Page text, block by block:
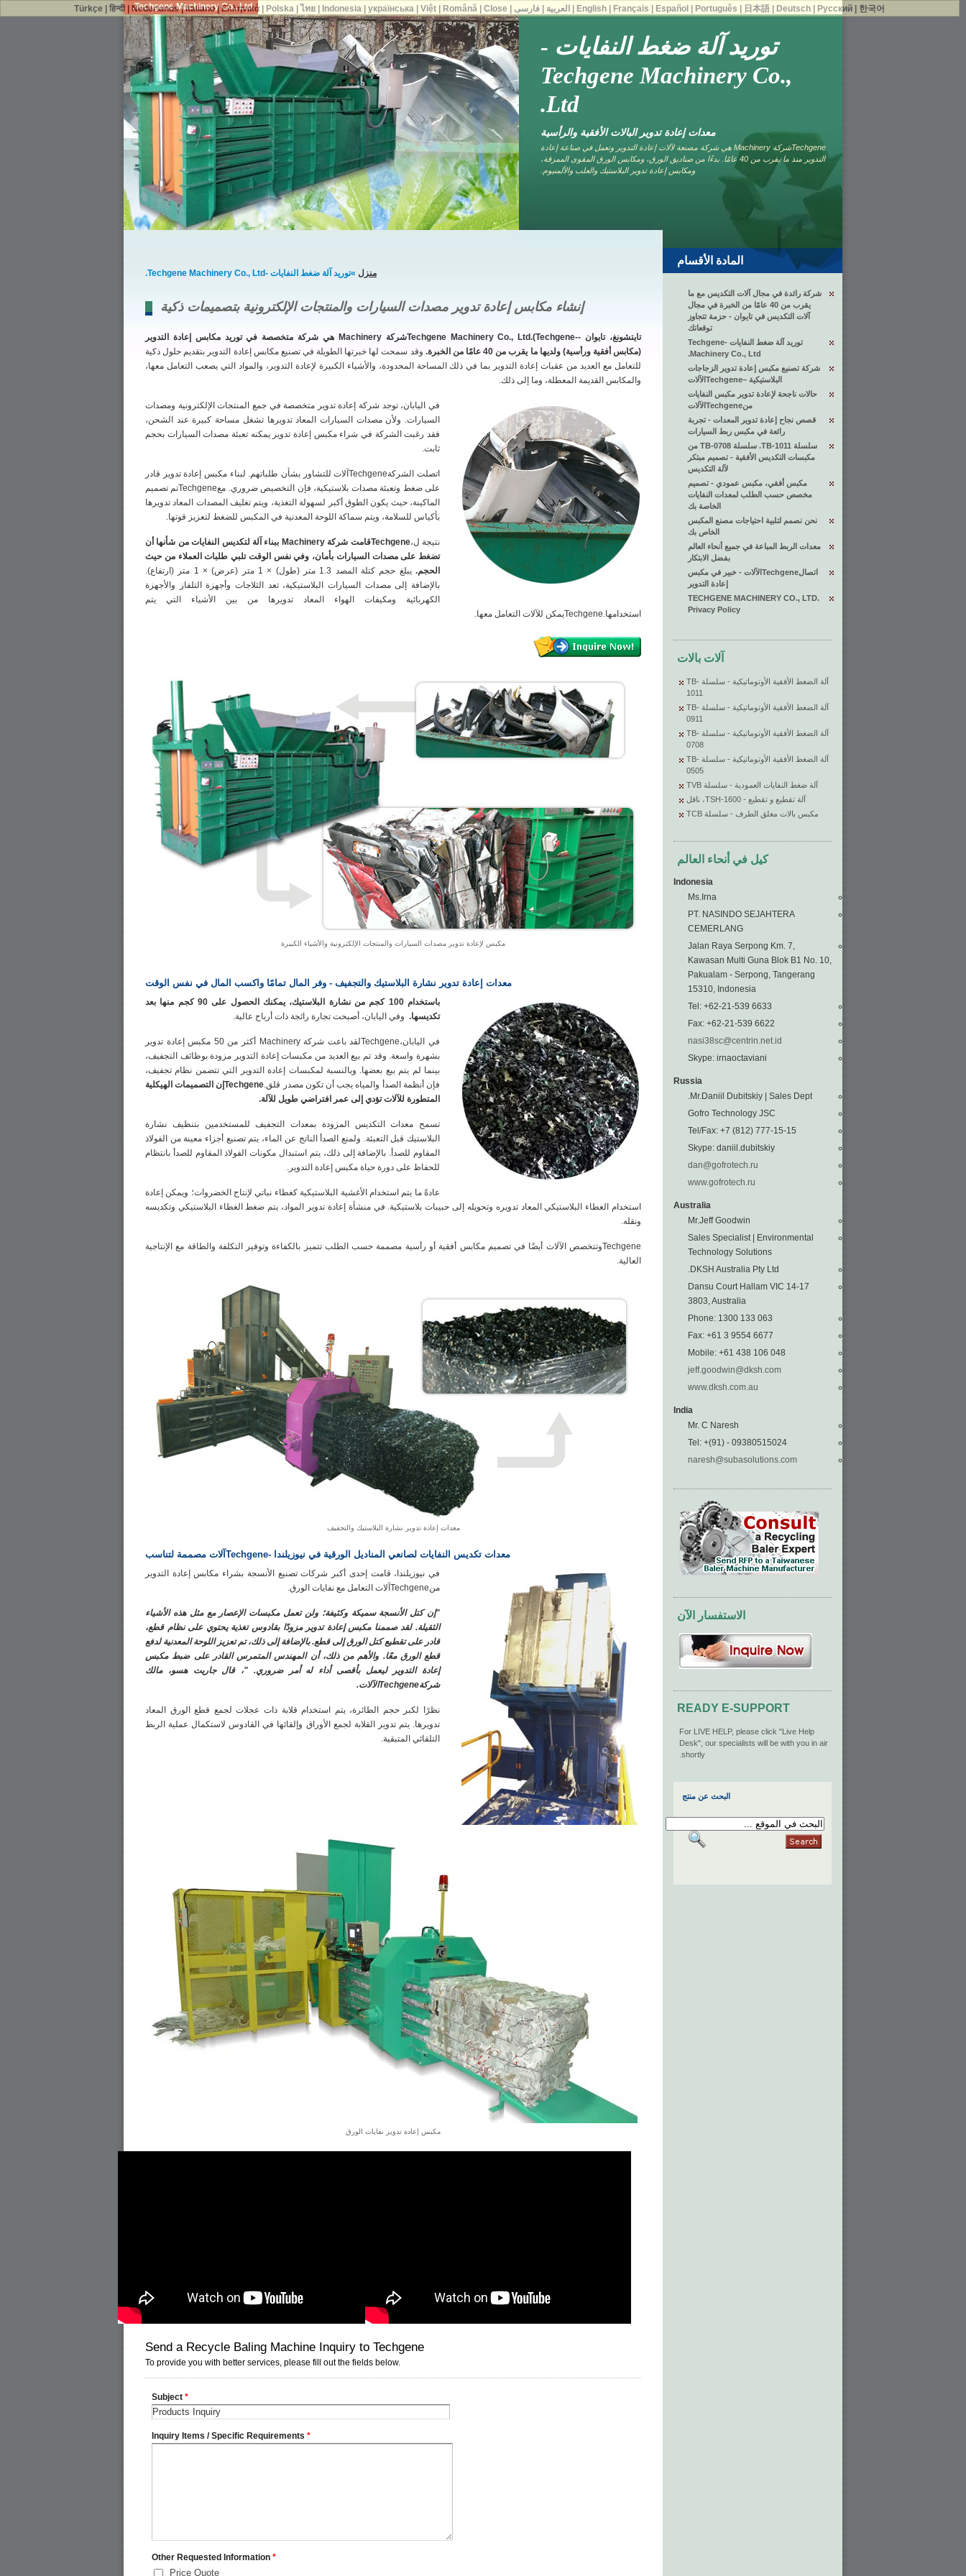
Techgene Machinery Co., Ltd.
توريد آلة ضغط النفايات -
Techgene Machinery Co.,
Ltd.
معدات إعادة تدوير البالات الأفقية والرأسية
Techgeneشركة Machinery هي شركة مصنعة لآلات إعادة التدوير وتعمل في صناعة إعادة
التدوير منذ ما يقرب من 40 عامًا. بدءًا من صناديق الورق، ومكابس الورق المقوى الممزقة،
ومكابس إعادة تدوير البلاستيك والعلب والألمنيوم.
منزل »توريد آلة ضغط النفايات -Techgene Machinery Co., Ltd.
إنشاء مكابس إعادة تدوير مصدات السيارات والمنتجات الإلكترونية بتصميمات ذكية
تايتشونغ، تايوان --Techgene Machinery Co., Ltd.(Techgeneشركة Machinery هي شركة متخصصة في توريد مكابس إعادة التدوير
(مكابس أفقية ورأسية) ولديها ما يقرب من 40 عامًا من الخبرة.
وقد سمحت لها خبرتها الطويلة في تصنيع مكابس إعادة التدوير بتقديم حلول ذكية
للتعامل مع العديد من عقبات إعادة التدوير بما في ذلك المساحة المحدودة، والأشياء الكبيرة لإعادة التدوير، والمواد التي يصعب التعامل معها،
والمكابس القديمة المعطلة، وما إلى ذلك.
في اليابان، توجد شركة إعادة تدوير متخصصة في جمع المنتجات الإلكترونية ومصدات
السيارات. ولأن مصدات السيارات المعاد تدويرها تشغل مساحة كبيرة عند الشحن،
فقد رغبت الشركة في شراء مكبس إعادة تدوير يمكنه تعبئة مصدات السيارات بحجم
ثابت.
اتصلت الشركةTechgeneآلات للتشاور بشأن طلباتهم. لبناء مكبس إعادة تدوير قادر
على ضغط وتعبئة مصدات بلاستيكية، فإن التخصيص ضروري. معTechgeneتم تصميم
الماكينة، حيث يكون الطوق أكبر لسهولة التغذية، ويتم تغليف المصدات المعاد تدويرها
بأكياس للسلامة، ويتم سماكة اللوحة المعدنية في المكبس للضغط لتعزيز قوتها.
نتيجة ل،
Techgeneقامت شركة Machinery ببناء آلة لتكديس النفايات من شأنها أن
تضغط على مصدات السيارات بأمان، وفي نفس الوقت تلبي طلبات العملاء من حيث
الحجم.
يبلغ حجم كتلة المصد 1.3 متر (طول) × 1 متر (عرض) × 1 متر (ارتفاع).
بالإضافة إلى مصدات السيارات البلاستيكية، تعد الثلاجات وأجهزة التلفاز والأجهزة
الكهربائية ومكيفات الهواء المعاد تدويرها من بين الأشياء التي يتم
استخدامها.Techgeneيمكن للآلات التعامل معها.
مكبس لإعادة تدوير مصدات السيارات والمنتجات الإلكترونية والأشياء الكبيرة
معدات إعادة تدوير نشارة البلاستيك والتجفيف - وفر المال تمامًا واكسب المال في نفس الوقت
باستخدام 100 كجم من نشارة البلاستيك، يمكنك الحصول على 90 كجم منها بعد
تكديسها. وفي اليابان، أصبحت تجارة رائجة ذات أرباح عالية.
في اليابان،Techgeneلقد باعت شركة Machinery أكثر من 50 مكبس إعادة تدوير
بشهرة واسعة. وقد تم بيع العديد من مكبسات إعادة التدوير مزودة بوظائف التجفيف،
بينما لم يتم بيع بعضها. وبالنسبة لمكبسات إعادة التدوير التي تتضمن نظام تجفيف،
فإن أنظمة الصدأ والمياه يجب أن تكون مصدر قلق.
Techgeneإن التصميمات الهيكلية
المتطورة للآلات تؤدي إلى عمر افتراضي طويل للآلة.
تسمح معدات التكديس المزودة بمعدات التجفيف للمستخدمين بتنظيف نشارة
البلاستيك قبل التعبئة. ولمنع الصدأ الناتج عن الماء، يتم تصنيع أجزاء معينة من الفولاذ
المقاوم للصدأ. بالإضافة إلى ذلك، يتم استبدال مكونات الفولاذ المقاوم للصدأ بانتظام
للحفاظ على دورة حياة مكبس إعادة التدوير.
عادةً ما يتم استخدام الأغشية البلاستيكية كغطاء نباتي لإنتاج الخضروات؛ ويمكن إعادة
استخدام الغطاء البلاستيكي المعاد تدويره وتحويله إلى حبيبات بلاستيكية. في منشأة إعادة تدوير المواد، يتم ضغط الغطاء البلاستيكي وتكديسه
ونقله.
Techgeneوتتخصص الآلات أيضًا في تصميم مكابس أفقية أو رأسية مصممة حسب الطلب تتميز بالكفاءة وتوفير التكلفة والطاقة مع الإنتاجية
العالية.
معدات إعادة تدوير نشارة البلاستيك والتجفيف
معدات تكديس النفايات لصانعي المناديل الورقية في نيوزيلندا -Techgeneآلات مصممة لتناسب
في نيوزيلندا، قامت إحدى أكبر شركات تصنيع الأنسجة بشراء مكابس إعادة التدوير
منTechgeneآلات التعامل مع نفايات الورق.
"إن كتل الأنسجة سميكة وكثيفة؛ ولن تعمل مكبسات الإعصار مع مثل هذه الأشياء
الثقيلة. لقد صممنا مكبس إعادة تدوير مزودًا بقادوس تغذية يحتوي على نظام قطع،
قادر على تقطيع كتل الورق إلى قطع. بالإضافة إلى ذلك، تم تعزيز اللوحة المعدنية لدفع
قطع الورق معًا. والأهم من ذلك، أن المهندس المتمرس القادر على ضبط مكبس
إعادة التدوير ليعمل بأقصى أداء له أمر ضروري. "، قال جاريت هسو، مالك
شركةTechgeneالآلات.
نظرًا لكبر حجم الطائرة، يتم استخدام قلابة ذات عجلات لجمع قطع الورق المعاد
تدويرها. يتم تدوير القلابة لجمع الأوراق وإلقائها في القادوس لاستكمال عملية الربط
التلقائي المتبقية.
مكبس إعادة تدوير نفايات الورق
المادة الأقسام
شركة رائدة في مجال آلات التكديس مع ما
يقرب من 40 عامًا من الخبرة في مجال
آلات التكديس في تايوان - حزمة تتجاوز
توقعاتك
توريد آلة ضغط النفايات -Techgene
Machinery Co., Ltd.
شركة تصنيع مكبس إعادة تدوير الزجاجات
البلاستيكية –Techgeneالآلات
حالات ناجحة لإعادة تدوير مكبس النفايات
منTechgeneالآلات
قصص نجاح إعادة تدوير المعدات - تجربة
رائعة في مكبس ربط السيارات
سلسلة TB-1011. سلسلة TB-0708 من
مكبسات التكديس الأفقية - تصميم مبتكر
لآلة التكديس
مكبس أفقي، مكبس عمودي - تصميم
مخصص حسب الطلب لمعدات النفايات
الخاصة بك
نحن نصمم لتلبية احتياجات مصنع المكبس
الخاص بك
معدات الربط المباعة في جميع أنحاء العالم
بفضل الابتكار
اتصالTechgeneالآلات - خبير في مكبس
إعادة التدوير
TECHGENE MACHINERY CO., LTD.
Privacy Policy
آلات بالات
آلة الضغط الأفقية الأوتوماتيكية - سلسلة TB-
1011
آلة الضغط الأفقية الأوتوماتيكية - سلسلة TB-
0911
آلة الضغط الأفقية الأوتوماتيكية - سلسلة TB-
0708
آلة الضغط الأفقية الأوتوماتيكية - سلسلة TB-
0505
آلة ضغط النفايات العمودية - سلسلة TVB
آلة تقطيع و تقطيع - TSH-1600، ناقل
مكبس بالات مغلق الطرف - سلسلة TCB
كيل في أنحاء العالم
Indonesia
Ms.Irna
PT. NASINDO SEJAHTERA
CEMERLANG
Jalan Raya Serpong Km. 7,
Kawasan Multi Guna Blok B1 No. 10,
Pakualam - Serpong, Tangerang
15310, Indonesia
Tel: +62-21-539 6633
Fax: +62-21-539 6622
nasi38sc@centrin.net.id
Skype: irnaoctaviani
Russia
Mr.Daniil Dubitskiy | Sales Dept.
Gofro Technology JSC
Tel/Fax: +7 (812) 777-15-15
Skype: daniil.dubitskiy
dan@gofrotech.ru
www.gofrotech.ru
Australia
Mr.Jeff Goodwin
Sales Specialist | Environmental
Technology Solutions
DKSH Australia Pty Ltd.
14-17 Dansu Court Hallam VIC
3803, Australia
Phone: 1300 133 063
Fax: +61 3 9554 6677
Mobile: +61 438 106 048
jeff.goodwin@dksh.com
www.dksh.com.au
India
Mr. C Naresh
Tel: +(91) - 09380515024
naresh@subasolutions.com
الاستفسار الآن
READY E-SUPPORT
For LIVE HELP, please click "Live Help
Desk", our specialists will be with you in air
shortly.
البحث عن منتج
English Français Español Português 日本語 Deutsch Русский 한국어 العربية فارسی Türkçe |हिन्दी| Nederlands|Italiano|Ελληνικά Polska |ไทย Indonesia |українська |Việt Română |Close